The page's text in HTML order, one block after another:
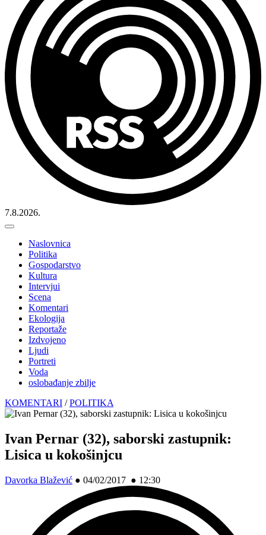
7.8.2026.
Naslovnica
Politika
Gospodarstvo
Kultura
Intervjui
Scena
Komentari
Ekologija
Reportaže
Izdvojeno
Ljudi
Portreti
Voda
oslobađanje zbilje
KOMENTARI /POLITIKA
Ivan Pernar (32), saborski zastupnik:
Lisica u kokošinjcu
Davorka Blažević ● 04/02/2017 ● 12:30